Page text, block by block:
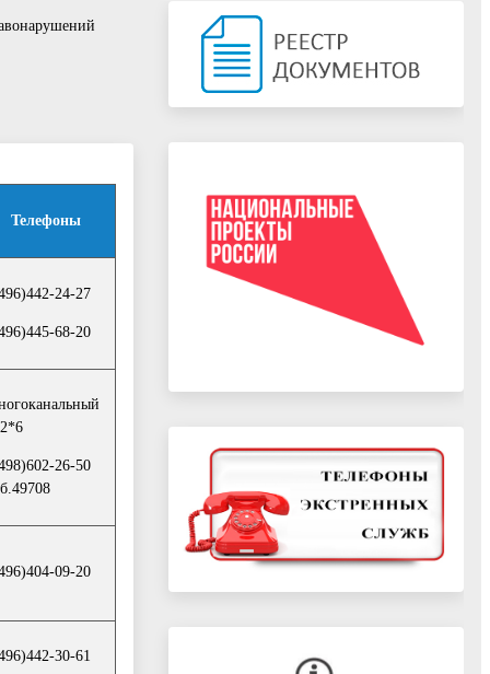
Телефоны
24-27
68-20
26-50
09-20
30-61